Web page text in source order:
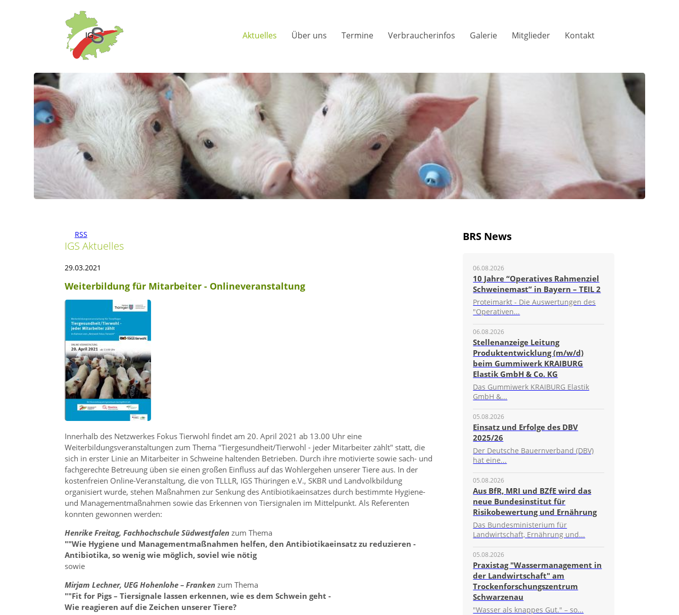
Aktuelles Über uns Termine Verbraucherinfos Galerie Mitglieder Kontakt
BRS News
06.08.2026
10 Jahre “Operatives Rahmenziel
Schweinemast” in Bayern – TEIL 2
Proteimarkt - Die Auswertungen des
"Operativen...
06.08.2026
Stellenanzeige Leitung
Produktentwicklung (m/w/d)
beim Gummiwerk KRAIBURG
Elastik GmbH & Co. KG
Das Gummiwerk KRAIBURG Elastik
GmbH &...
05.08.2026
Einsatz und Erfolge des DBV
2025/26
Der Deutsche Bauernverband (DBV)
hat eine...
05.08.2026
Aus BfR, MRI und BZfE wird das
neue Bundesinstitut für
Risikobewertung und Ernährung
Das Bundesministerium für
Landwirtschaft, Ernährung und...
05.08.2026
Praxistag "Wassermanagement in
der Landwirtschaft" am
Trockenforschungszentrum
Schwarzenau
"Wasser als knappes Gut." – so...
RSS
IGS Aktuelles
29.03.2021
Weiterbildung für Mitarbeiter - Onlineveranstaltung
Innerhalb des Netzwerkes Fokus Tierwohl findet am 20. April 2021 ab 13.00 Uhr eine
Weiterbildungsveranstaltungen zum Thema Tiergesundheit/Tierwohl - jeder Mitarbeiter zählt statt, die
sich in erster Linie an Mitarbeiter in Schweine haltenden Betrieben. Durch ihre motivierte sowie sach- und
fachgerechte Betreuung üben sie einen großen Einfluss auf das Wohlergehen unserer Tiere aus. In der
kostenfreien Online-Veranstaltung, die von TLLLR, IGS Thüringen e.V., SKBR und Landvolkbildung
organisiert wurde, stehen Maßnahmen zur Senkung des Antibiotikaeinsatzes durch bestimmte Hygiene-
und Managementmaßnahmen sowie das Erkennen von Tiersignalen im Mittelpunkt. Als Referenten
konnten gewonnen werden:
Henrike Freitag, Fachhochschule Südwestfalen zum Thema
Wie Hygiene und Managementmaßnahmen helfen, den Antibiotikaeinsatz zu reduzieren -
Antibiotika, so wenig wie möglich, soviel wie nötig
sowie
Mirjam Lechner, UEG Hohenlohe –Franken zum Thema
Fit for Pigs – Tiersignale lassen erkennen, wie es dem Schwein geht -
Wie reagieren auf die Zeichen unserer Tiere?